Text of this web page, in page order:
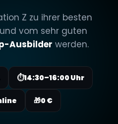
Z zu ihrer besten
vom sehr guten
Ausbilder werden.
⏱14:30–16:00 Uhr
🎁0 €